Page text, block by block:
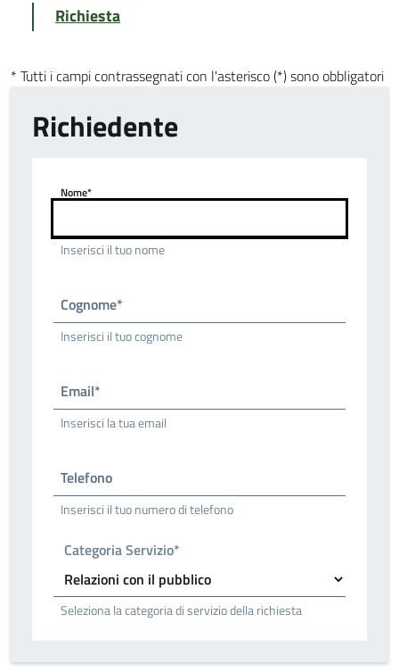
Richiesta
* Tutti i campi contrassegnati con l'asterisco (*) sono obbligatori
Richiedente
Nome*
Inserisci il tuo nome
Cognome*
Inserisci il tuo cognome
Email*
Inserisci la tua email
Telefono
Inserisci il tuo numero di telefono
Categoria Servizio*
Seleziona la categoria di servizio della richiesta